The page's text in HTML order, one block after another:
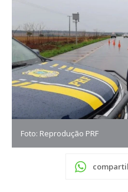
Foto: Reprodução PRF